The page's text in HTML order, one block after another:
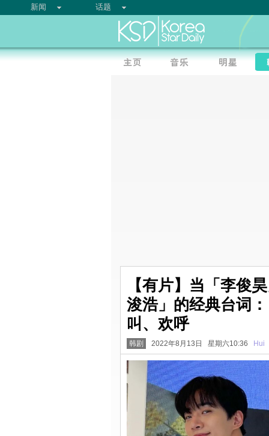
新闻 话题
【有片】当「李俊
浚浩」的经典台词
叫、欢呼
韩剧 2022年8月13日 星期六10:36 Hui